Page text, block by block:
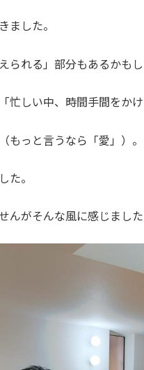
ました。
られる」部分もあるかもし
忙しい中、時間手間をかけ
もっと言うなら「愛」）。
た。
んがそんな風に感じました